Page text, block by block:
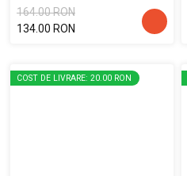
164.00 RON
134.00 RON
COST DE LIVRARE: 20.00 RON